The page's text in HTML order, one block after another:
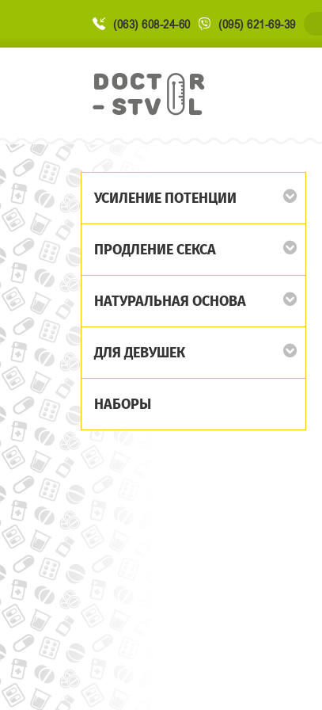
(063) 608-24-60 (095) 621-69-39
УСИЛЕНИЕ ПОТЕНЦИИ
ПРОДЛЕНИЕ СЕКСА
НАТУРАЛЬНАЯ ОСНОВА
ДЛЯ ДЕВУШЕК
НАБОРЫ